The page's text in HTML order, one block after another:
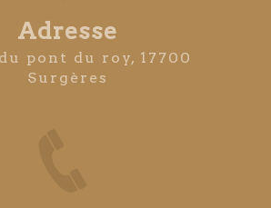
Adresse
Surgères